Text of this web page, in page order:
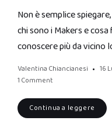
Non è semplice
chi sono i Makers e
conoscere più da vicino
Valentina Chiancianesi 16
1 Comment
Continua a leggere